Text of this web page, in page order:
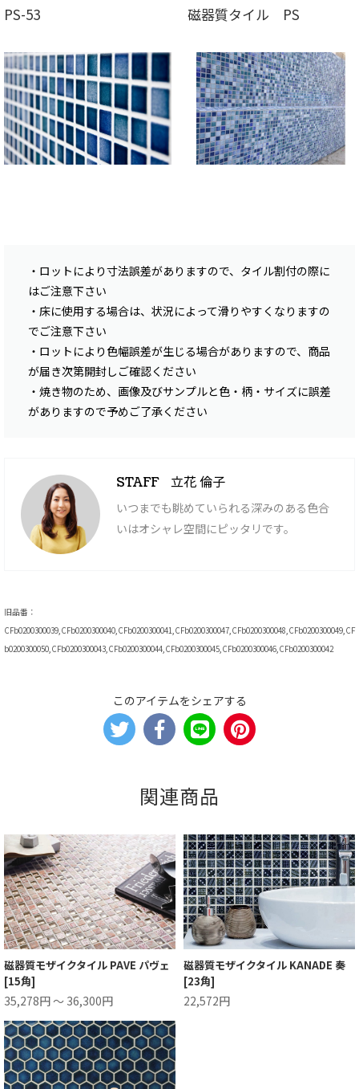
PS-53 磁器質タイル PS
・ロットにより寸法誤差がありますので、タイル割付の際に
はご注意下さい
・床に使用する場合は、状況によって滑りやすくなりますの
でご注意下さい
・ロットにより色幅誤差が生じる場合がありますので、商品
が届き次第開封しご確認ください
・焼き物のため、画像及びサンプルと色・柄・サイズに誤差
がありますので予めご了承ください
STAFF 立花 倫子
いつまでも眺めていられる深みのある色合
いはオシャレ空間にピッタリです。
旧品番：
CFb0200300039,CFb0200300040,CFb0200300041,CFb0200300047,CFb0200300048,CFb0200300049,CF
b0200300050,CFb0200300043,CFb0200300044,CFb0200300045,CFb0200300046,CFb0200300042
このアイテムをシェアする
関連商品
磁器質モザイクタイル PAVE パヴェ
[15角]
35,278円 ～ 36,300円
磁器質モザイクタイル KANADE 奏
[23角]
22,572円